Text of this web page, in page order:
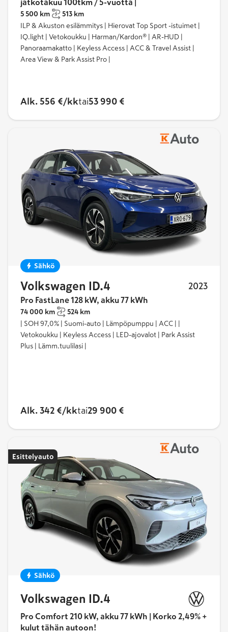
jatkotakuu 100tkm / 5-vuotta |
5 500 km
513 km
ILP & Akuston esilämmitys | Hierovat Top Sport -istuimet |
IQ.light | Vetokoukku | Harman/Kardon® | AR-HUD |
Panoraamakatto | Keyless Access | ACC & Travel Assist |
Area View & Park Assist Pro |
Alk. 556 €/kktai53 990 €
Sähkö
Volkswagen ID.4 2023
Pro FastLane 128 kW, akku 77 kWh
74 000 km
524 km
| SOH 97,0% | Suomi-auto | Lämpöpumppu | ACC | |
Vetokoukku | Keyless Access | LED-ajovalot | Park Assist
Plus | Lämm.tuulilasi |
Alk. 342 €/kktai29 900 €
Esittelyauto
Sähkö
Volkswagen ID.4
Pro Comfort 210 kW, akku 77 kWh | Korko 2,49% +
kulut tähän autoon!